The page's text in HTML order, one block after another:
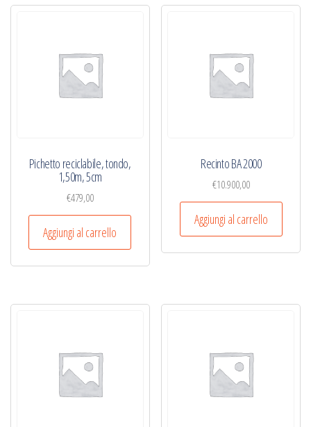
Pichetto reciclabile, tondo,
1,50m, 5cm
€479,00
Aggiungi al carrello
Recinto BA 2000
€10.900,00
Aggiungi al carrello